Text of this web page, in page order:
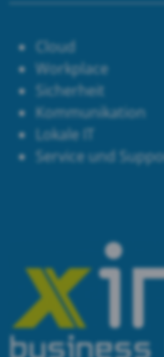
Cloud
Workplace
Sicherheit
Kommunikation
Lokale IT
Service und